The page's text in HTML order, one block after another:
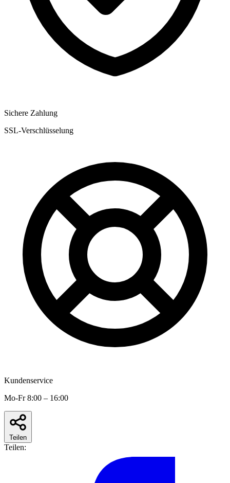
Sichere Zahlung
SSL-Verschlüsselung
Kundenservice
Mo-Fr 8:00 – 16:00
Teilen
Teilen: